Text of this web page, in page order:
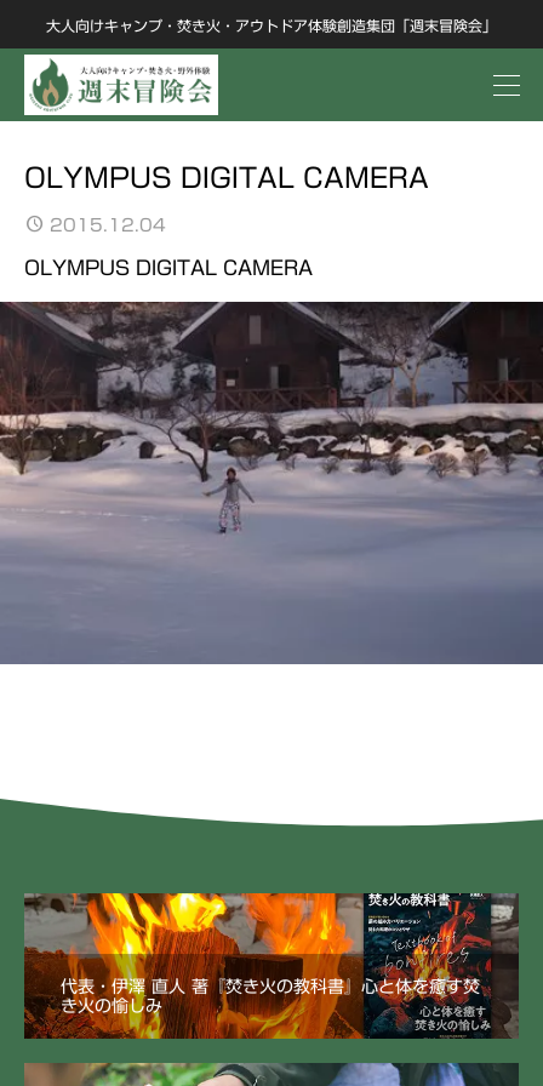
大人向けキャンプ・焚き火・アウトドア体験創造集団「週末冒険会」
OLYMPUS DIGITAL CAMERA
2015.12.04
OLYMPUS DIGITAL CAMERA
代表・伊澤 直人 著『焚き火の教科書』心と体を癒す焚
き火の愉しみ